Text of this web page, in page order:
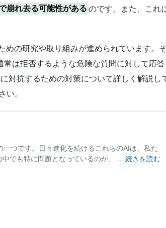
崩れ去る可能性がある のです。また、これ
の研究や取り組みが進められています。
は拒否するような危険な質問に対して応
対抗するための対策について詳しく解説し
い。